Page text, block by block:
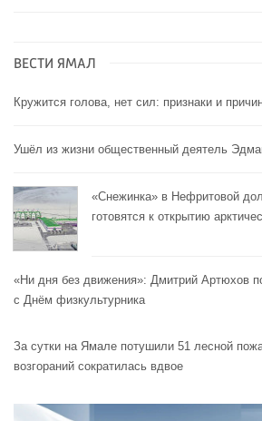
ВЕСТИ ЯМАЛ
Кружится голова, нет сил: признаки и
Ушёл из жизни общественный деятель
«Снежинка» в Нефритовой
готовятся к открытию
«Ни дня без движения»: Дмитрий Артюхов
с Днём физкультурника
За сутки на Ямале потушили 51 лесной
возгораний сократилась вдвое